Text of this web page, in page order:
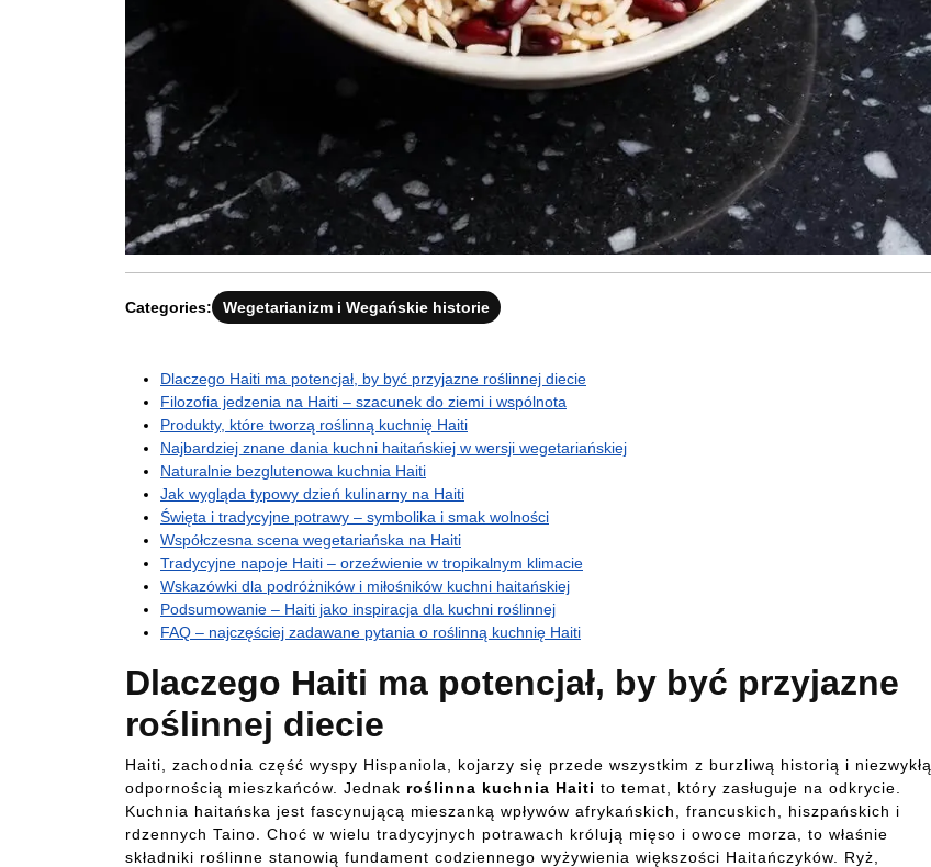
Categories: Wegetarianizm i Wegańskie historie
Dlaczego Haiti ma potencjał, by być przyjazne roślinnej diecie
Filozofia jedzenia na Haiti – szacunek do ziemi i wspólnota
Produkty, które tworzą roślinną kuchnię Haiti
Najbardziej znane dania kuchni haitańskiej w wersji wegetariańskiej
Naturalnie bezglutenowa kuchnia Haiti
Jak wygląda typowy dzień kulinarny na Haiti
Święta i tradycyjne potrawy – symbolika i smak wolności
Współczesna scena wegetariańska na Haiti
Tradycyjne napoje Haiti – orzeźwienie w tropikalnym klimacie
Wskazówki dla podróżników i miłośników kuchni haitańskiej
Podsumowanie – Haiti jako inspiracja dla kuchni roślinnej
FAQ – najczęściej zadawane pytania o roślinną kuchnię Haiti
Dlaczego Haiti ma potencjał, by być przyjazne
roślinnej diecie
Haiti, zachodnia część wyspy Hispaniola, kojarzy się przede wszystkim z burzliwą historią i niezwykłą
odpornością mieszkańców. Jednak roślinna kuchnia Haiti to temat, który zasługuje na odkrycie.
Kuchnia haitańska jest fascynującą mieszanką wpływów afrykańskich, francuskich, hiszpańskich i
rdzennych Taino. Choć w wielu tradycyjnych potrawach królują mięso i owoce morza, to właśnie
składniki roślinne stanowią fundament codziennego wyżywienia większości Haitańczyków. Ryż,